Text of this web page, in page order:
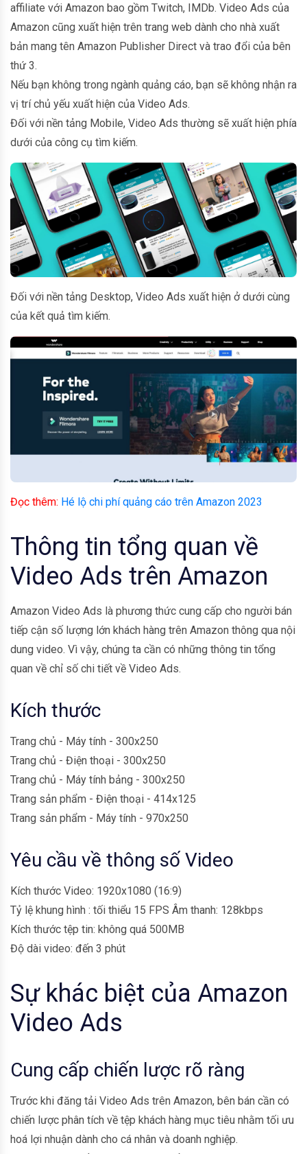
affiliate với Amazon bao gồm Twitch, IMDb. Video Ads của
Amazon cũng xuất hiện trên trang web dành cho nhà xuất
bản mang tên Amazon Publisher Direct và trao đổi của bên
thứ 3.
Nếu bạn không trong ngành quảng cáo, bạn sẽ không nhận ra
vị trí chủ yếu xuất hiện của Video Ads.
Đối với nền tảng Mobile, Video Ads thường sẽ xuất hiện phía
dưới của công cụ tìm kiếm.
Đối với nền tảng Desktop, Video Ads xuất hiện ở dưới cùng
của kết quả tìm kiếm.
Đọc thêm: Hé lộ chi phí quảng cáo trên Amazon 2023
Thông tin tổng quan về
Video Ads trên Amazon
Amazon Video Ads là phương thức cung cấp cho người bán
tiếp cận số lượng lớn khách hàng trên Amazon thông qua nội
dung video. Vì vậy, chúng ta cần có những thông tin tổng
quan về chỉ số chi tiết về Video Ads.
Kích thước
Trang chủ - Máy tính - 300x250
Trang chủ - Điện thoại - 300x250
Trang chủ - Máy tính bảng - 300x250
Trang sản phẩm - Điện thoại - 414x125
Trang sản phẩm - Máy tính - 970x250
Yêu cầu về thông số Video
Kích thước Video: 1920x1080 (16:9)
Tỷ lệ khung hình : tối thiểu 15 FPS Âm thanh: 128kbps
Kích thước tệp tin: không quá 500MB
Độ dài video: đến 3 phút
Sự khác biệt của Amazon
Video Ads
Cung cấp chiến lược rõ ràng
Trước khi đăng tải Video Ads trên Amazon, bên bán cần có
chiến lược phân tích về tệp khách hàng mục tiêu nhằm tối ưu
hoá lợi nhuận dành cho cá nhân và doanh nghiệp.